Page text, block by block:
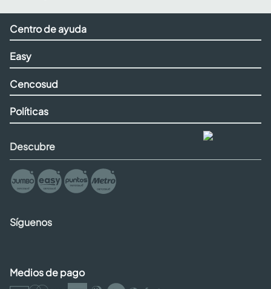
Centro de ayuda
Easy
Cencosud
Políticas
Descubre
Síguenos
Medios de pago